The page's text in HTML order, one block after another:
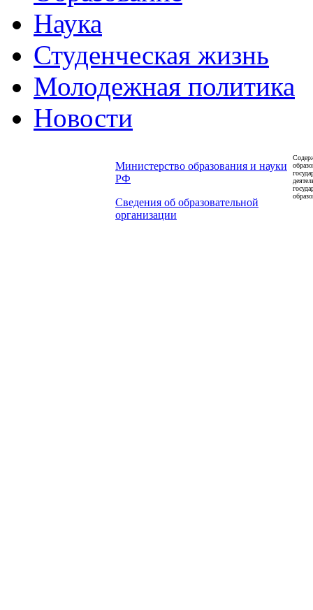
Наука
Студенческая жизнь
Молодежная политика
Новости
Министерство образования и науки
РФ
Сведения об образовательной
организации